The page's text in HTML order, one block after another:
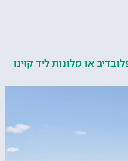
מלונות ליד קזינו